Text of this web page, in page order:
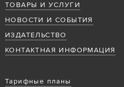
ТОВАРЫ И УСЛУГИ
НОВОСТИ И СОБЫТИЯ
ИЗДАТЕЛЬСТВО
КОНТАКТНАЯ ИНФОРМАЦИЯ
Тарифные планы